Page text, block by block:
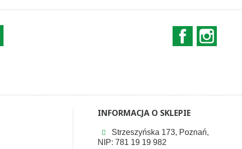
Facebook
INFORMACJA O SKLEPIE
Strzeszyńska 173, Poznań,
NIP: 781 19 19 982